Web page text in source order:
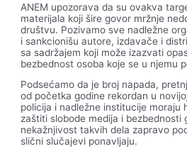
ANEM upozorava da su ovakva
materijala koji šire govor mržnje
društvu. Pozivamo sve nadležne
i sankcionišu autore, izdavače i
sa sadržajem koji može izazvati
bezbednost osoba koje se u njemu
Podsećamo da je broj napada,
od početka godine rekordan u
policija i nadležne institucije moraju
zaštiti slobode medija i bezbednosti
nekažnjivost takvih dela zapravo
slični slučajevi ponavljaju.